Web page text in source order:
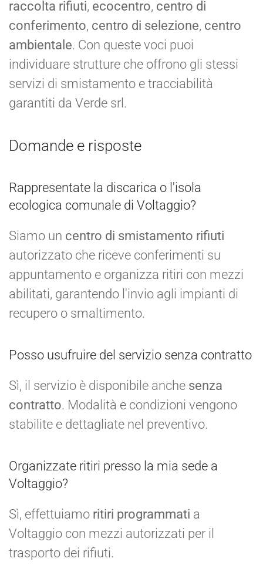
raccolta rifiuti, ecocentro, centro di
conferimento, centro di selezione, centro
ambientale. Con queste voci puoi
individuare strutture che offrono gli stessi
servizi di smistamento e tracciabilità
garantiti da Verde srl.
Domande e risposte
Rappresentate la discarica o l'isola
ecologica comunale di Voltaggio?
Siamo un centro di smistamento rifiuti
autorizzato che riceve conferimenti su
appuntamento e organizza ritiri con mezzi
abilitati, garantendo l'invio agli impianti di
recupero o smaltimento.
Posso usufruire del servizio senza contratto
Sì, il servizio è disponibile anche senza
contratto. Modalità e condizioni vengono
stabilite e dettagliate nel preventivo.
Organizzate ritiri presso la mia sede a
Voltaggio?
Sì, effettuiamo ritiri programmati a
Voltaggio con mezzi autorizzati per il
trasporto dei rifiuti.